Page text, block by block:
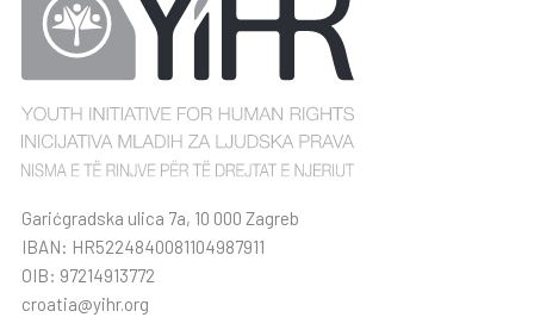
Garićgradska ulica 7a, 10 000 Zagreb
IBAN: HR5224840081104987911
OIB: 97214913772
croatia@yihr.org